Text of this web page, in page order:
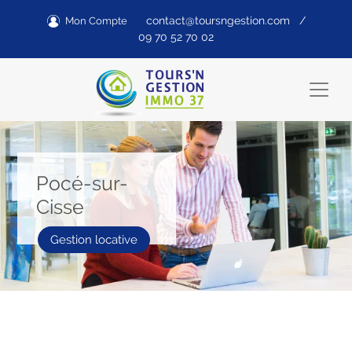
Mon Compte contact@toursngestion.com /
09 70 52 70 02
Pocé-sur-
Cisse
Gestion locative